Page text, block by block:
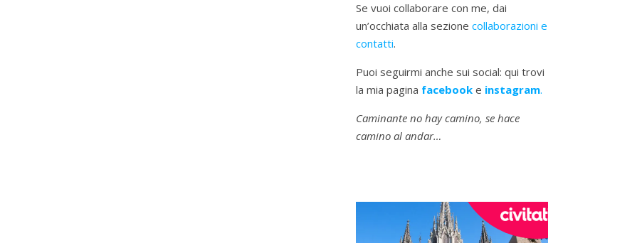
Se vuoi collaborare con me, dai
un’occhiata alla sezione collaborazioni e
contatti.
Puoi seguirmi anche sui social: qui trovi
la mia pagina facebook e instagram.
Caminante no hay camino, se hace
camino al andar…